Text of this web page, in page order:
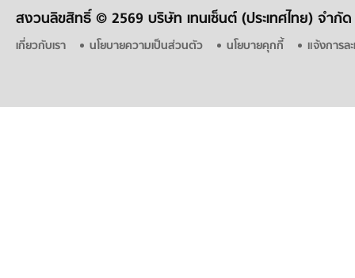
สงวนลิขสิทธิ์ © 2569 บริษัท เทนเซ็นต์ (ประเทศไทย) จำกัด
เกี่ยวกับเรา นโยบายความเป็นส่วนตัว นโยบายคุกกี้ แจ้งการล